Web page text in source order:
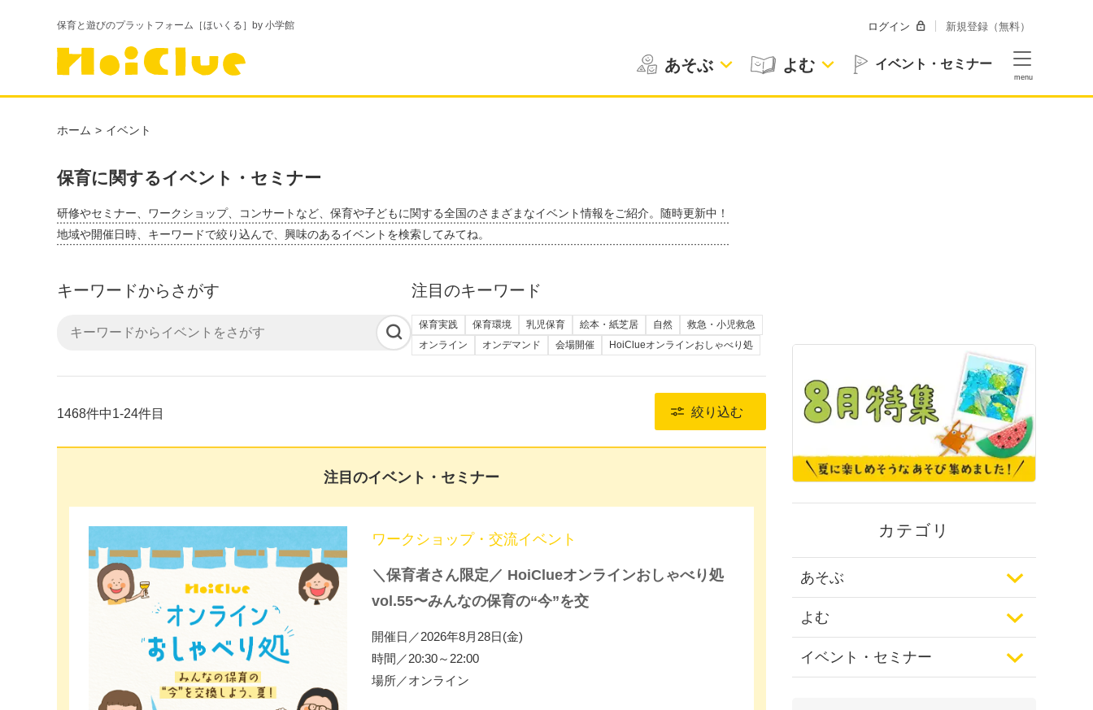
保育と遊びのプラットフォーム［ほいくる］by 小学館
あそぶ よむ イベント・セミナー
ログイン 新規登録（無料）
ホーム イベント
保育に関するイベント・セミナー
研修やセミナー、ワークショップ、コンサートなど、保育や子どもに関する全国のさまざまなイベント情報をご紹介。随時更新中！
地域や開催日時、キーワードで絞り込んで、興味のあるイベントを検索してみてね。
キーワードからさがす 注目のキーワード
保育実践 保育環境 乳児保育 絵本・紙芝居 自然
救急・小児救急
オンライン
オンデマンド 会場開催 HoiClueオンラインおしゃべり処
1468件中1-24件目 絞り込む
注目のイベント・セミナー
ワークショップ・交流イベント
＼保育者さん限定／ HoiClueオンラインおしゃべり処
vol.55〜みんなの保育の“今”を交
開催日／2026年8月28日(金)
時間／20:30～22:00
場所／オンライン
カテゴリ
あそぶ
よむ
イベント・セミナー